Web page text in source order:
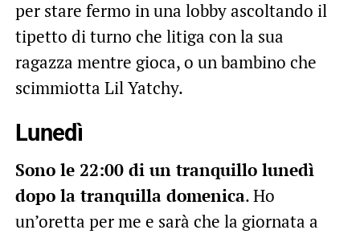
per stare fermo in una lobby ascoltando il
tipetto di turno che litiga con la sua
ragazza mentre gioca, o un bambino che
scimmiotta Lil Yatchy.
Lunedì
Sono le 22:00 di un tranquillo lunedì
dopo la tranquilla domenica. Ho
un’oretta per me e sarà che la giornata a